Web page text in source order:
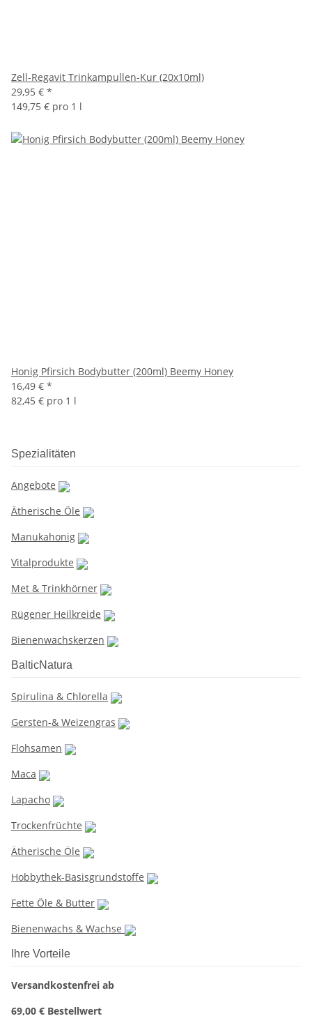
Zell-Regavit Trinkampullen-Kur (20x10ml)
29,95 € *
149,75 € pro 1 l
Honig Pfirsich Bodybutter (200ml) Beemy Honey
16,49 € *
82,45 € pro 1 l
Spezialitäten
Angebote
Ätherische Öle
Manukahonig
Vitalprodukte
Met & Trinkhörner
Rügener Heilkreide
Bienenwachskerzen
BalticNatura
Spirulina & Chlorella
Gersten-& Weizengras
Flohsamen
Maca
Lapacho
Trockenfrüchte
Ätherische Öle
Hobbythek-Basisgrundstoffe
Fette Öle & Butter
Bienenwachs & Wachse
Ihre Vorteile
Versandkostenfrei ab
69,00 € Bestellwert